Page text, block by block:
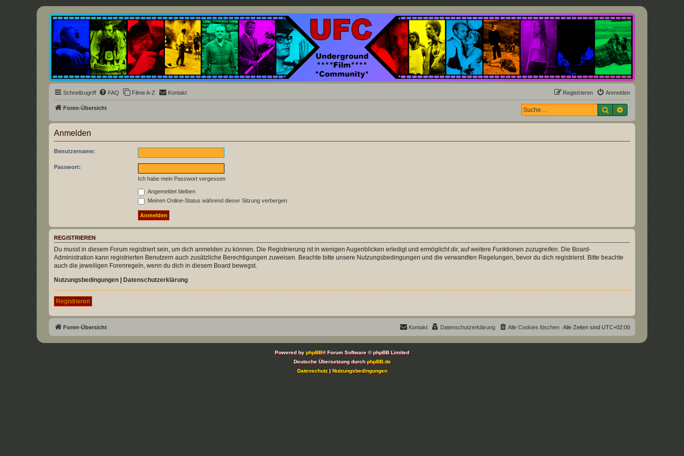
Underground Film Community
Die Underground Film Community ist ein deutschsprachiges Filmforum und ein Paradies für Cineasten und Filmsüchtige jenseits des Mainstreams.
Schnellzugriff FAQ Filme A-Z Kontakt Anmelden
Registrieren
Foren-Übersicht Suche
Anmelden
Benutzername:
Passwort:
Ich habe mein Passwort vergessen
Angemeldet bleiben
Meinen Online-Status während dieser Sitzung verbergen
REGISTRIEREN
Du musst in diesem Forum registriert sein, um dich anmelden zu können. Die Registrierung ist in wenigen Augenblicken erledigt und ermöglicht dir, auf weitere Funktionen zuzugreifen. Die Board-
Administration kann registrierten Benutzern auch zusätzliche Berechtigungen zuweisen. Beachte bitte unsere Nutzungsbedingungen und die verwandten Regelungen, bevor du dich registrierst. Bitte beachte
auch die jeweiligen Forenregeln, wenn du dich in diesem Board bewegst.
Nutzungsbedingungen
Datenschutzerklärung
Registrieren
Foren-Übersicht Alle Zeiten sind UTC+02:00
Alle Cookies löschen
Datenschutzerklärung
Kontakt
Powered byphpBB® Forum Software © phpBB Limited
Deutsche Übersetzung durchphpBB.de
Datenschutz|Nutzungsbedingungen